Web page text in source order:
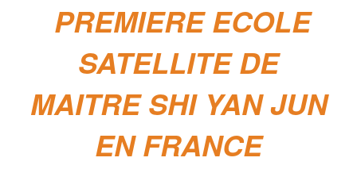
PREMIERE ECOLE
SATELLITE DE
MAITRE SHI YAN JUN
EN FRANCE